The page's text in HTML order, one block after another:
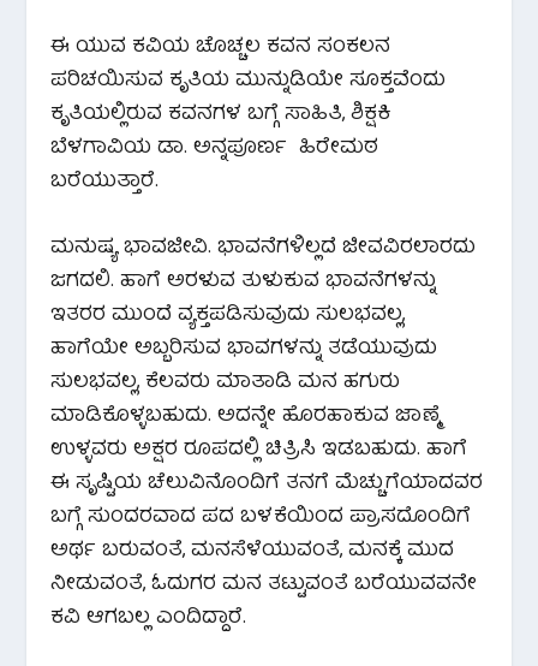
ಈ ಯುವ ಕವಿಯ ಚೊಚ್ಚಲ ಕವನ ಸಂಕಲನ
ಪರಿಚಯಿಸುವ ಕೃತಿಯ ಮುನ್ನುಡಿಯೇ ಸೂಕ್ತವೆಂದು
ಕೃತಿಯಲ್ಲಿರುವ ಕವನಗಳ ಬಗ್ಗೆ ಸಾಹಿತಿ, ಶಿಕ್ಷಕಿ
ಬೆಳಗಾವಿಯ ಡಾ. ಅನ್ನಪೂರ್ಣ ಹಿರೇಮಠ
ಬರೆಯುತ್ತಾರೆ.
ಮನುಷ್ಯ ಭಾವಜೀವಿ. ಭಾವನೆಗಳಿಲ್ಲದೆ ಜೀವವಿರಲಾರದು
ಜಗದಲಿ. ಹಾಗೆ ಅರಳುವ ತುಳುಕುವ ಭಾವನೆಗಳನ್ನು
ಇತರರ ಮುಂದೆ ವ್ಯಕ್ತಪಡಿಸುವುದು ಸುಲಭವಲ್ಲ,
ಹಾಗೆಯೇ ಅಬ್ಬರಿಸುವ ಭಾವಗಳನ್ನು ತಡೆಯುವುದು
ಸುಲಭವಲ್ಲ, ಕೆಲವರು ಮಾತಾಡಿ ಮನ ಹಗುರು
ಮಾಡಿಕೊಳ್ಳಬಹುದು. ಅದನ್ನೇ ಹೊರಹಾಕುವ ಜಾಣ್ಮೆ
ಉಳ್ಳವರು ಅಕ್ಷರ ರೂಪದಲ್ಲಿ ಚಿತ್ರಿಸಿ ಇಡಬಹುದು. ಹಾಗೆ
ಈ ಸೃಷ್ಟಿಯ ಚೆಲುವಿನೊಂದಿಗೆ ತನಗೆ ಮೆಚ್ಚುಗೆಯಾದವರ
ಬಗ್ಗೆ ಸುಂದರವಾದ ಪದ ಬಳಕೆಯಿಂದ ಪ್ರಾಸದೊಂದಿಗೆ
ಅರ್ಥ ಬರುವಂತೆ, ಮನಸೆಳೆಯುವಂತೆ, ಮನಕ್ಕೆ ಮುದ
ನೀಡುವಂತೆ, ಓದುಗರ ಮನ ತಟ್ಟುವಂತೆ ಬರೆಯುವವನೇ
ಕವಿ ಆಗಬಲ್ಲ ಎಂದಿದ್ದಾರೆ.